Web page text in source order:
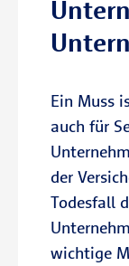
Ein Muss
auch für
der
Todesfall
wichtige